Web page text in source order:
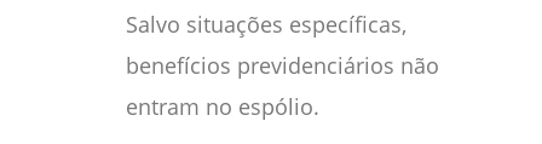
Salvo situações específicas,
benefícios previdenciários não
entram no espólio.